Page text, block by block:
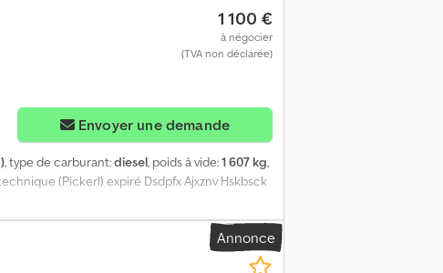
1 100 €
à négocier
(TVA non déclarée)
Envoyer une demande
, type de carburant:diesel, poids à vide:1 607 kg,
(Pickerl) expiré Dsdpfx Ajxznv Hskbsck
Annonce